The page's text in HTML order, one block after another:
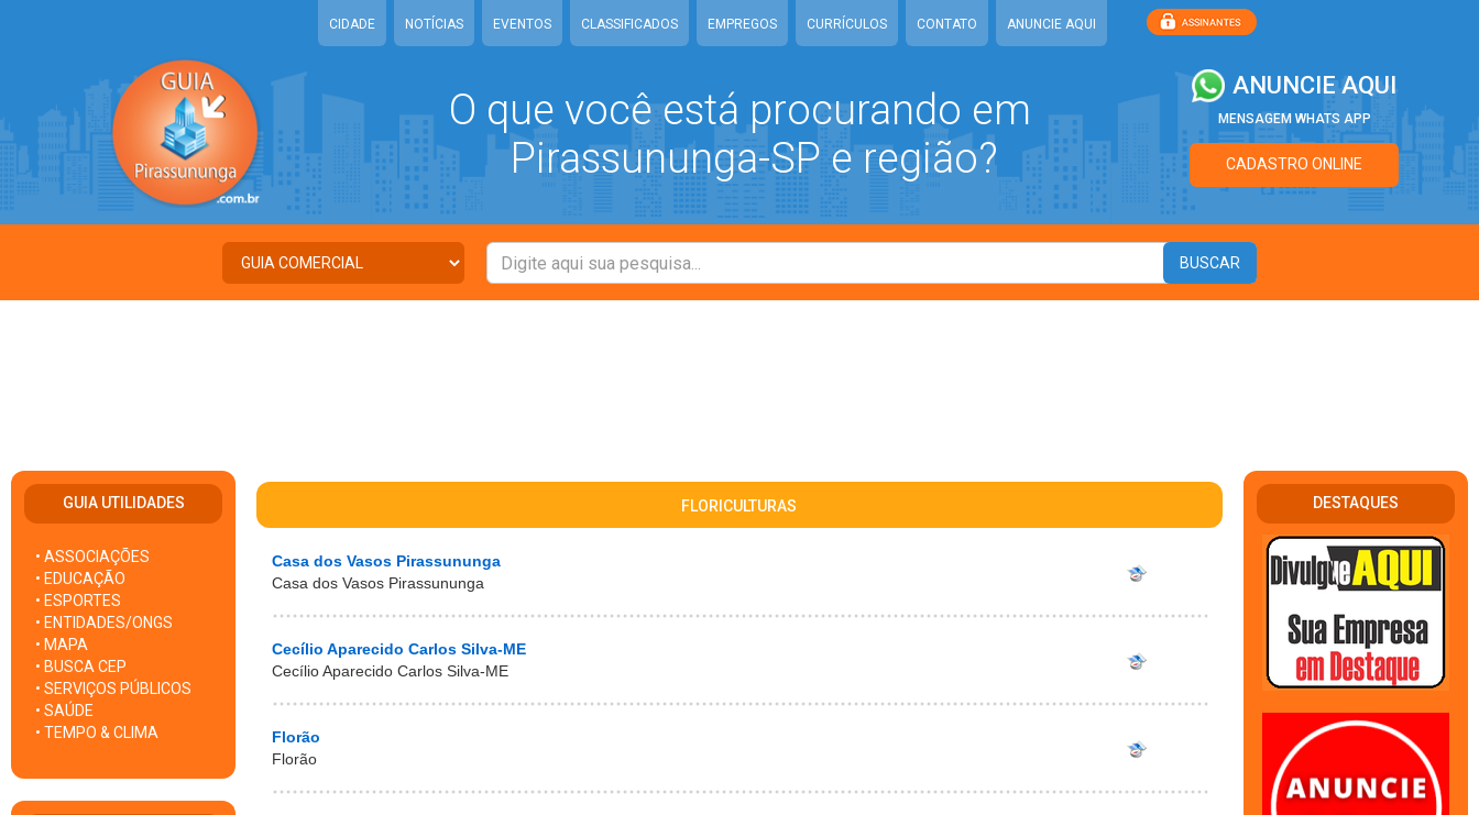
CIDADE NOTÍCIAS EVENTOS CLASSIFICADOS EMPREGOS CURRÍCULOS CONTATO ANUNCIE AQUI
O que você está procurando em
Pirassununga-SP e região?
ANUNCIE AQUI
MENSAGEM WHATS APP
CADASTRO ONLINE
GUIA UTILIDADES
• ASSOCIAÇÕES
• EDUCAÇÃO
• ESPORTES
• ENTIDADES/ONGS
• MAPA
• BUSCA CEP
• SERVIÇOS PÚBLICOS
• SAÚDE
• TEMPO & CLIMA
FLORICULTURAS
Casa dos Vasos Pirassununga
Casa dos Vasos Pirassununga
Cecílio Aparecido Carlos Silva-ME
Cecílio Aparecido Carlos Silva-ME
Florão
Florão
DESTAQUES